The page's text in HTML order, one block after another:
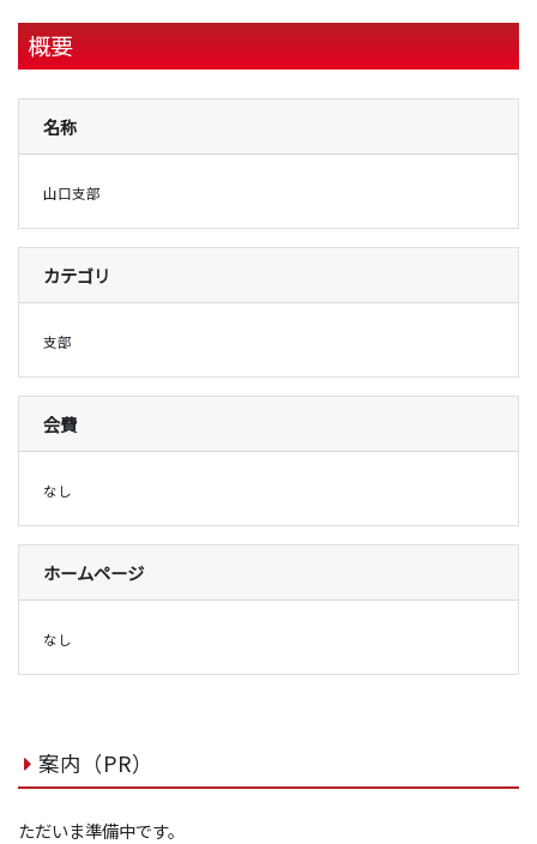
概要
名称
山口支部
カテゴリ
支部
会費
なし
ホームページ
なし
案内（PR）
ただいま準備中です。